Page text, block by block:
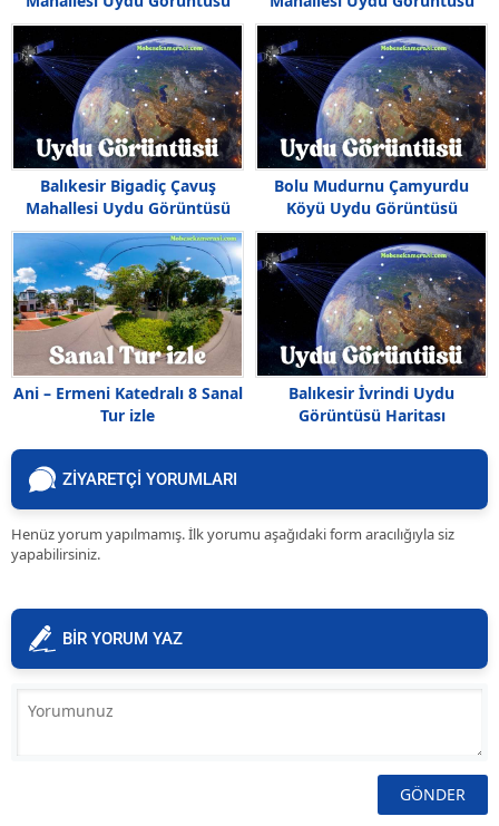
Haritası
Balıkesir Bigadiç Çavuş
Mahallesi Uydu Görüntüsü
Bolu Mudurnu Çamyurdu
Köyü Uydu Görüntüsü
Ani – Ermeni Katedralı 8 Sanal
Tur izle
Balıkesir İvrindi Uydu
Görüntüsü Haritası
ZİYARETÇİ YORUMLARI
Henüz yorum yapılmamış. İlk yorumu aşağıdaki form aracılığıyla siz
yapabilirsiniz.
BİR YORUM YAZ